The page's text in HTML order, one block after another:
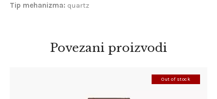
Tip mehanizma: quartz
Povezani proizvodi
Out of stock